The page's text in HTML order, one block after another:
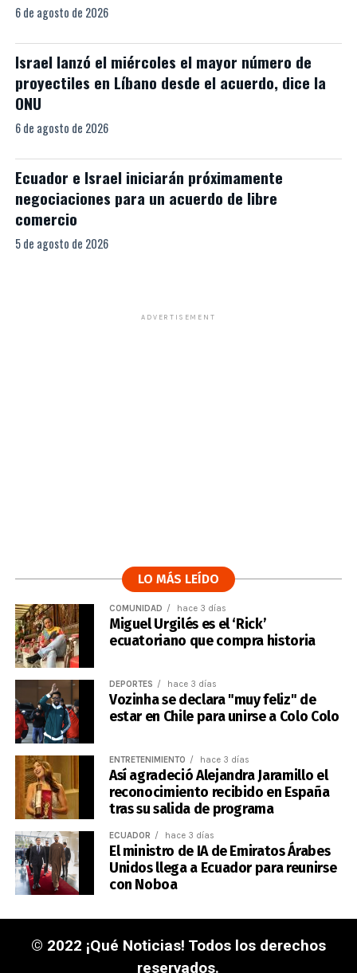
6 de agosto de 2026
Israel lanzó el miércoles el mayor número de
proyectiles en Líbano desde el acuerdo, dice la
ONU
6 de agosto de 2026
Ecuador e Israel iniciarán próximamente
negociaciones para un acuerdo de libre
comercio
5 de agosto de 2026
ADVERTISEMENT
LO MÁS LEÍDO
COMUNIDAD hace 3 días
Miguel Urgilés es el ‘Rick’
ecuatoriano que compra historia
DEPORTES hace 3 días
Vozinha se declara "muy feliz" de
estar en Chile para unirse a Colo Colo
ENTRETENIMIENTO hace 3 días
Así agradeció Alejandra Jaramillo el
reconocimiento recibido en España
tras su salida de programa
ECUADOR hace 3 días
El ministro de IA de Emiratos Árabes
Unidos llega a Ecuador para reunirse
con Noboa
© 2022 ¡Qué Noticias! Todos los derechos
reservados.